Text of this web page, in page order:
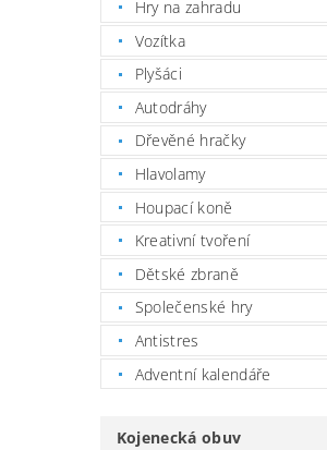
Hry na zahradu
Vozítka
Plyšáci
Autodráhy
Dřevěné hračky
Hlavolamy
Houpací koně
Kreativní tvoření
Dětské zbraně
Společenské hry
Antistres
Adventní kalendáře
Kojenecká obuv